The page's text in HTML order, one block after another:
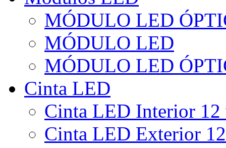
MÓDULO LED
MÓDULO LED
MÓDULO LED
Cinta LED
Cinta LED Interior
Cinta LED Exterior